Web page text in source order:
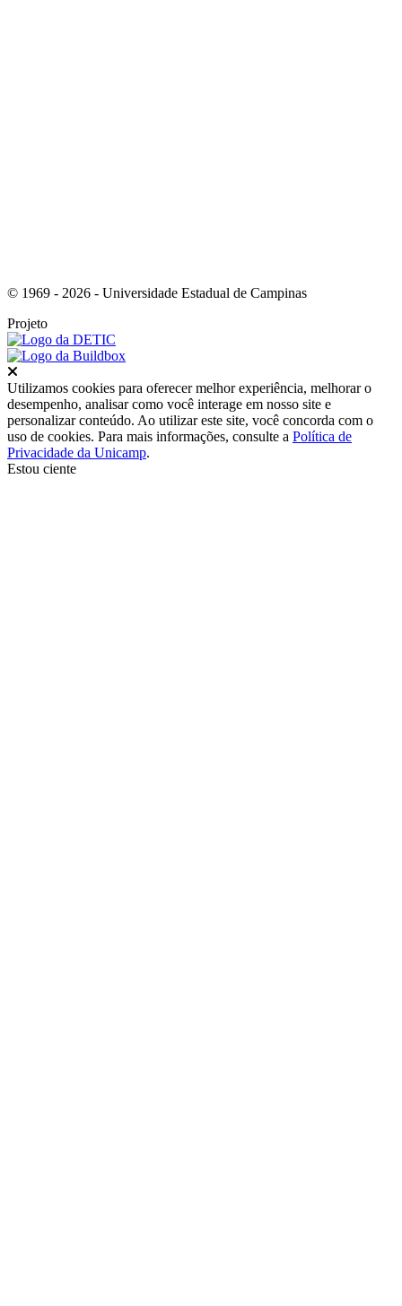
© 1969 - 2026 - Universidade Estadual de Campinas
Projeto
Utilizamos cookies para oferecer melhor experiência, melhorar o
desempenho, analisar como você interage em nosso site e
personalizar conteúdo. Ao utilizar este site, você concorda com o
uso de cookies. Para mais informações, consulte a Política de
Privacidade da Unicamp.
Estou ciente